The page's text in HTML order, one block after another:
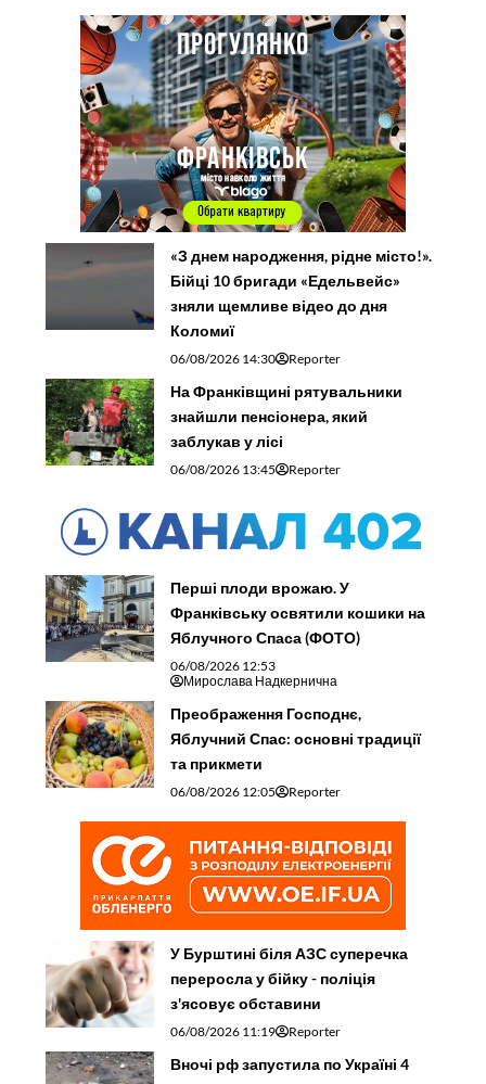
«З днем народження, рідне місто!».
Бійці 10 бригади «Едельвейс»
зняли щемливе відео до дня
Коломиї
06/08/2026 14:30 Reporter
На Франківщині рятувальники
знайшли пенсіонера, який
заблукав у лісі
06/08/2026 13:45 Reporter
Перші плоди врожаю. У
Франківську освятили кошики на
Яблучного Спаса (ФОТО)
06/08/2026 12:53
Мирослава Надкернична
Преображення Господнє,
Яблучний Спас: основні традиції
та прикмети
06/08/2026 12:05 Reporter
У Бурштині біля АЗС суперечка
переросла у бійку - поліція
з'ясовує обставини
06/08/2026 11:19 Reporter
Вночі рф запустила по Україні 4